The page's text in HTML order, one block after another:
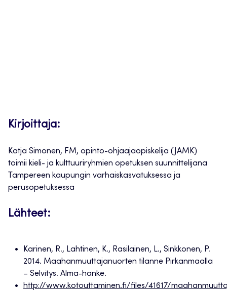
Kirjoittaja:
Katja Simonen, FM, opinto-ohjaajaopiskelija (JAMK)
toimii kieli- ja kulttuuriryhmien opetuksen suunnittelijana
Tampereen kaupungin varhaiskasvatuksessa ja
perusopetuksessa
Lähteet:
Karinen, R., Lahtinen, K., Rasilainen, L., Sinkkonen, P.
2014. Maahanmuuttajanuorten tilanne Pirkanmaalla
– Selvitys. Alma-hanke.
http://www.kotouttaminen.fi/files/41617/